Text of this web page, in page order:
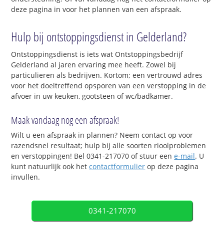
deze pagina in voor het plannen van een afspraak.
Hulp bij ontstoppingsdienst in Gelderland?
Ontstoppingsdienst is iets wat Ontstoppingsbedrijf
Gelderland al jaren ervaring mee heeft. Zowel bij
particulieren als bedrijven. Kortom; een vertrouwd adres
voor het doeltreffend opsporen van een verstopping in de
afvoer in uw keuken, gootsteen of wc/badkamer.
Maak vandaag nog een afspraak!
Wilt u een afspraak in plannen? Neem contact op voor
razendsnel resultaat; hulp bij alle soorten rioolproblemen
en verstoppingen! Bel 0341-217070 of stuur eene-mail. U
kunt natuurlijk ook hetcontactformulier op deze pagina
invullen.
0341-217070